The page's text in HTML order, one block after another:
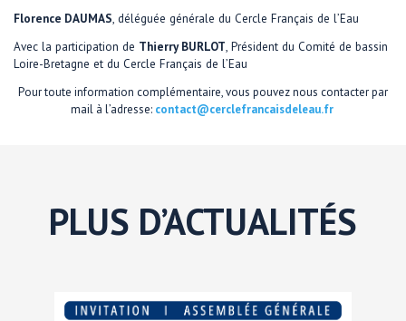
Florence DAUMAS, déléguée générale du Cercle Français de l’Eau
Avec la participation de Thierry BURLOT, Président du Comité de bassin
Loire-Bretagne et du Cercle Français de l’Eau
Pour toute information complémentaire, vous pouvez nous contacter par
mail à l’adresse: contact@cerclefrancaisdeleau.fr
PLUS D’ACTUALITÉS